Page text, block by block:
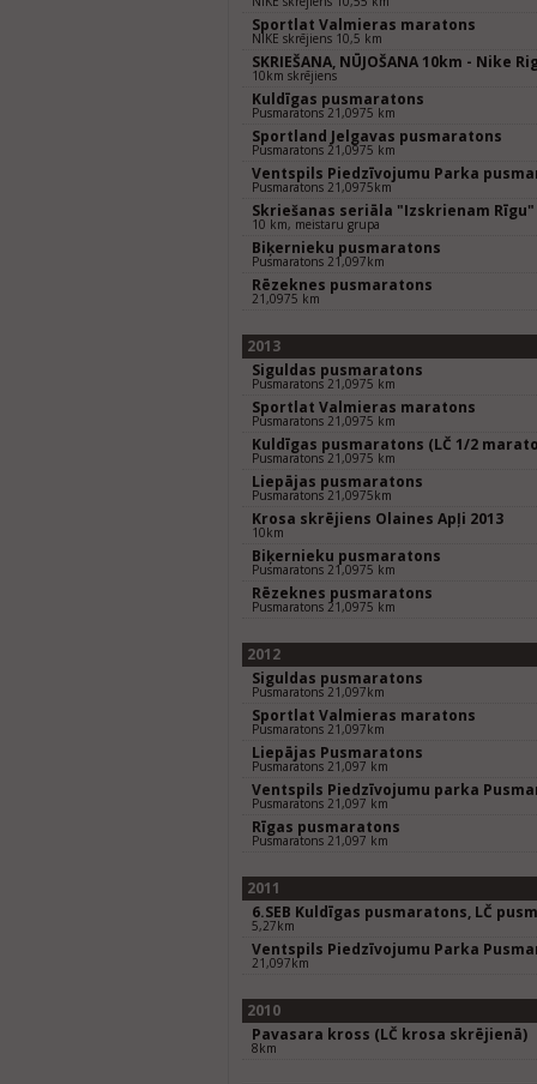
Sportlat Valmieras maratons
NIKE skrējiens 10,5 km
SKRIEŠANA, NŪJOŠANA 10km - Nike
10km skrējiens
Kuldīgas pusmaratons
Pusmaratons 21,0975 km
Sportland Jelgavas pusmaratons
Pusmaratons 21,0975 km
Ventspils Piedzīvojumu Parka
Pusmaratons 21,0975km
Skriešanas seriāla "Izskrienam Rīgu"
10 km, meistaru grupa
Biķernieku pusmaratons
Pusmaratons 21,097km
Rēzeknes pusmaratons
21,0975 km
2013
Siguldas pusmaratons
Pusmaratons 21,0975 km
Sportlat Valmieras maratons
Pusmaratons 21,0975 km
Kuldīgas pusmaratons (LČ 1/2
Pusmaratons 21,0975 km
Liepājas pusmaratons
Pusmaratons 21,0975km
Krosa skrējiens Olaines Apļi 2013
10km
Biķernieku pusmaratons
Pusmaratons 21,0975 km
Rēzeknes pusmaratons
Pusmaratons 21,0975 km
2012
Siguldas pusmaratons
Pusmaratons 21,097km
Sportlat Valmieras maratons
Pusmaratons 21,097km
Liepājas Pusmaratons
Pusmaratons 21,097 km
Ventspils Piedzīvojumu parka
Pusmaratons 21,097 km
Rīgas pusmaratons
Pusmaratons 21,097 km
2011
6.SEB Kuldīgas pusmaratons, LČ
5,27km
Ventspils Piedzīvojumu Parka
21,097km
2010
Pavasara kross (LČ krosa skrējienā)
8km